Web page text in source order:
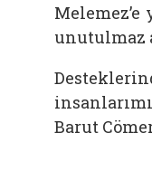
unutulmaz
Barut